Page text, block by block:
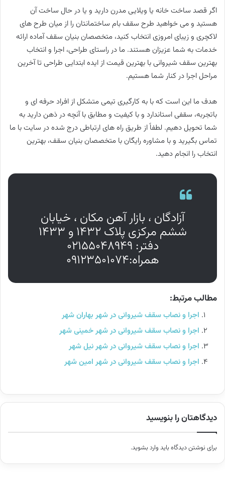
اگر قصد ساخت خانه یا ویلایی مدرن دارید و یا در حال ساخت آن
هستید و می خواهید طرح سقف بام ساختمانتان را از میان طرح های
لاکچری و زیبای امروزی انتخاب کنید، متخصصان بنیان سقف آماده ارائه
خدمات به شما عزیزان هستند. ما در راستای طراحی، اجرا و انتخاب
بهترین سقف شیروانی با بهترین قیمت از ایده ابتدایی طراحی تا آخرین
مراحل اجرا در کنار شما هستیم.
هدف ما این است که با به کارگیری تیمی متشکل از افراد حرفه ای و
باتجربه، سقفی استاندارد و با کیفیت و مطابق با آنچه در ذهن دارید به
شما تحویل دهیم. لطفاً از طریق راه های ارتباطی درج شده در سایت با ما
تماس بگیرید و با مشاوره رایگان با متخصصان بنیان سقف، بهترین
انتخاب را انجام دهید.
آزادگان ، بازار آهن مکان ، خیابان
ششم مرکزی پلاک ۱۴۳۲ و ۱۴۳۳
دفتر: ۰۲۱۵۵۰۴۸۹۴۹
همراه:۰۹۱۲۳۵۰۱۰۷۴
مطالب مرتبط:
اجرا و نصاب سقف شیروانی در شهر بهاران شهر
اجرا و نصاب سقف شیروانی در شهر خمینی شهر
اجرا و نصاب سقف شیروانی در شهر نیل شهر
اجرا و نصاب سقف شیروانی در شهر امین شهر
دیدگاهتان را بنویسید
برای نوشتن دیدگاه باید وارد بشوید.